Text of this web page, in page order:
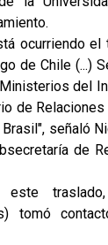
ocurriendo el
de Chile (...)
del
de
Brasil", señaló
de
este
tomó